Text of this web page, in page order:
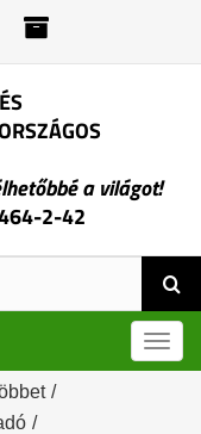
a világot!
2-42
/
/